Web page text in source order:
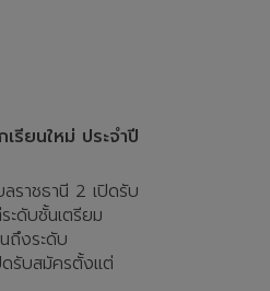
รียนใหม่ ประจำปี
ราชธานี 2 เปิดรับ
ะดับชั้นเตรียม
ถึงระดับ
รับสมัครตั้งแต่